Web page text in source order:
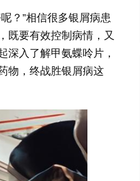
？”相信很多银屑病患
既要有效控制病情，又
深入了解甲氨蝶呤片，
物，终战胜银屑病这